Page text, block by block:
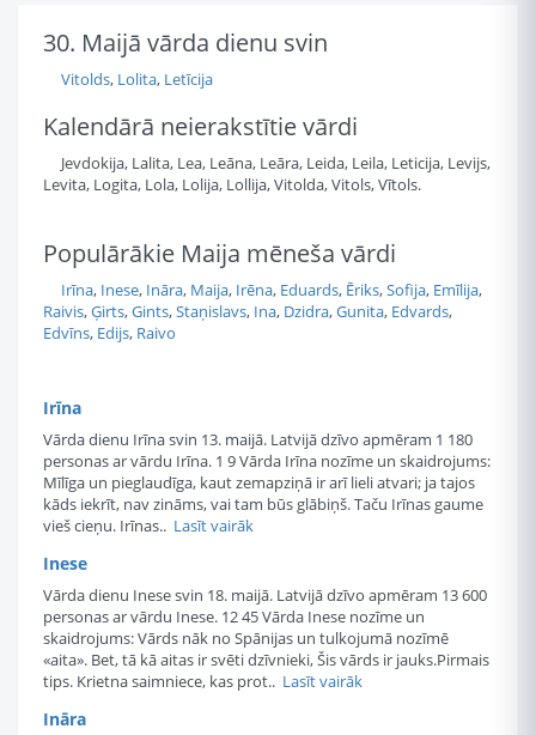
30. Maijā vārda dienu svin
Vitolds, Lolita, Letīcija
Kalendārā neierakstītie vārdi
Jevdokija, Lalita, Lea, Leāna, Leāra, Leida, Leila, Leticija, Levijs,
Levita, Logita, Lola, Lolija, Lollija, Vitolda, Vitols, Vītols.
Populārākie Maija mēneša vārdi
Irīna, Inese, Ināra, Maija, Irēna, Eduards, Ēriks,Sofija, Emīlija,
Raivis,Ģirts,Gints,Staņislavs, Ina, Dzidra,Gunita, Edvards,
Edvīns, Edijs, Raivo
Irīna
Vārda dienu Irīna svin 13. maijā. Latvijā dzīvo apmēram 1 180
personas ar vārdu Irīna. 1 9 Vārda Irīna nozīme un skaidrojums:
Mīlīga un pieglaudīga, kaut zemapziņā ir arī lieli atvari; ja tajos
kāds iekrīt, nav zināms, vai tam būs glābiņš. Taču Irīnas gaume
vieš cieņu. Irīnas.. Lasīt vairāk
Inese
Vārda dienu Inese svin 18. maijā. Latvijā dzīvo apmēram 13 600
personas ar vārdu Inese. 12 45 Vārda Inese nozīme un
skaidrojums: Vārds nāk no Spānijas un tulkojumā nozīmē
«aita». Bet, tā kā aitas ir svēti dzīvnieki, Šis vārds ir jauks.Pirmais
tips. Krietna saimniece, kas prot.. Lasīt vairāk
Ināra